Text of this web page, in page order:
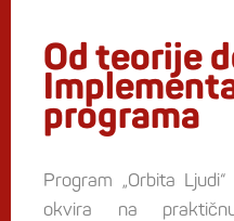
Od teorije
programa
Program „Orbita
okvira na